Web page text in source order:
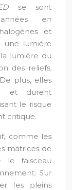
se sont
en
et
une lumière
lumière du
des reliefs,
plus, elles
et durent
le risque
critique.
comme les
matrices de
le faisceau
Sur
les pleins